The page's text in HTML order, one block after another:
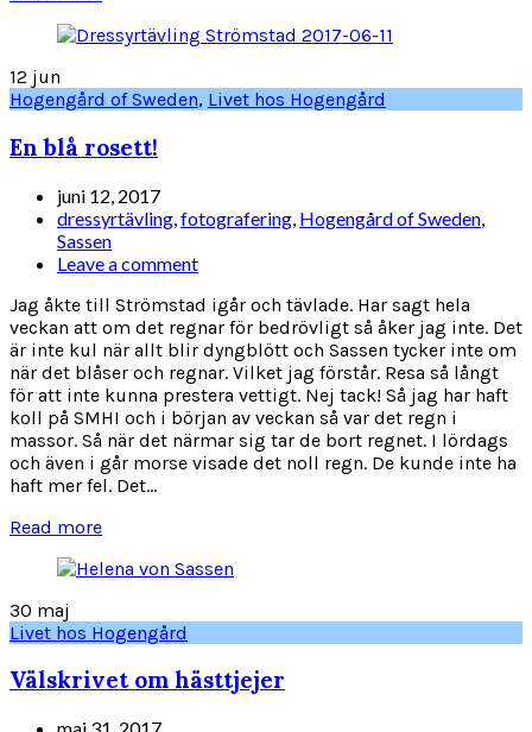
12 jun
Hogengård of Sweden, Livet hos Hogengård
En blå rosett!
juni 12, 2017
dressyrtävling fotografering Hogengård of Sweden
Sassen
Leave a comment
Jag åkte till Strömstad igår och tävlade. Har sagt hela
veckan att om det regnar för bedrövligt så åker jag inte. Det
är inte kul när allt blir dyngblött och Sassen tycker inte om
när det blåser och regnar. Vilket jag förstår. Resa så långt
för att inte kunna prestera vettigt. Nej tack! Så jag har haft
koll på SMHI och i början av veckan så var det regn i
massor. Så när det närmar sig tar de bort regnet. I lördags
och även i går morse visade det noll regn. De kunde inte ha
haft mer fel. Det...
Read more
30 maj
Livet hos Hogengård
Välskrivet om hästtjejer